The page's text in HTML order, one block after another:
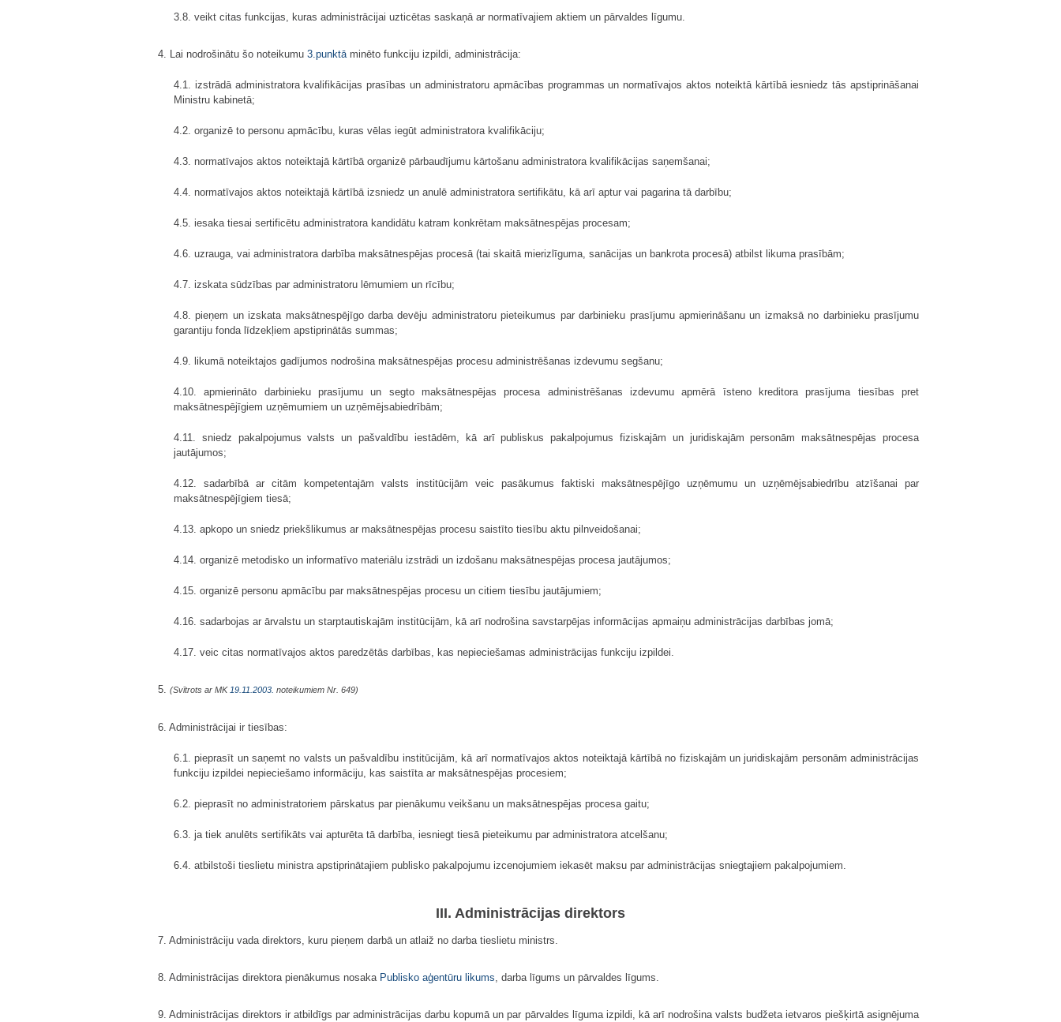
3.8. veikt citas funkcijas, kuras administrācijai uzticētas saskaņā ar normatīvajiem aktiem un pārvaldes līgumu.
4. Lai nodrošinātu šo noteikumu 3.punktāminēto funkciju izpildi, administrācija:
4.1. izstrādā administratora kvalifikācijas prasības un administratoru apmācības programmas un normatīvajos aktos noteiktā kārtībā iesniedz tās apstiprināšanai
Ministru kabinetā;
4.2. organizē to personu apmācību, kuras vēlas iegūt administratora kvalifikāciju;
4.3. normatīvajos aktos noteiktajā kārtībā organizē pārbaudījumu kārtošanu administratora kvalifikācijas saņemšanai;
4.4. normatīvajos aktos noteiktajā kārtībā izsniedz un anulē administratora sertifikātu, kā arī aptur vai pagarina tā darbību;
4.5. iesaka tiesai sertificētu administratora kandidātu katram konkrētam maksātnespējas procesam;
4.6. uzrauga, vai administratora darbība maksātnespējas procesā (tai skaitā mierizlīguma, sanācijas un bankrota procesā) atbilst likuma prasībām;
4.7. izskata sūdzības par administratoru lēmumiem un rīcību;
4.8. pieņem un izskata maksātnespējīgo darba devēju administratoru pieteikumus par darbinieku prasījumu apmierināšanu un izmaksā no darbinieku prasījumu
garantiju fonda līdzekļiem apstiprinātās summas;
4.9. likumā noteiktajos gadījumos nodrošina maksātnespējas procesu administrēšanas izdevumu segšanu;
4.10. apmierināto darbinieku prasījumu un segto maksātnespējas procesa administrēšanas izdevumu apmērā īsteno kreditora prasījuma tiesības pret
maksātnespējīgiem uzņēmumiem un uzņēmējsabiedrībām;
4.11. sniedz pakalpojumus valsts un pašvaldību iestādēm, kā arī publiskus pakalpojumus fiziskajām un juridiskajām personām maksātnespējas procesa
jautājumos;
4.12. sadarbībā ar citām kompetentajām valsts institūcijām veic pasākumus faktiski maksātnespējīgo uzņēmumu un uzņēmējsabiedrību atzīšanai par
maksātnespējīgiem tiesā;
4.13. apkopo un sniedz priekšlikumus ar maksātnespējas procesu saistīto tiesību aktu pilnveidošanai;
4.14. organizē metodisko un informatīvo materiālu izstrādi un izdošanu maksātnespējas procesa jautājumos;
4.15. organizē personu apmācību par maksātnespējas procesu un citiem tiesību jautājumiem;
4.16. sadarbojas ar ārvalstu un starptautiskajām institūcijām, kā arī nodrošina savstarpējas informācijas apmaiņu administrācijas darbības jomā;
4.17. veic citas normatīvajos aktos paredzētās darbības, kas nepieciešamas administrācijas funkciju izpildei.
5. (Svītrots ar MK 19.11.2003. noteikumiem Nr. 649)
6. Administrācijai ir tiesības:
6.1. pieprasīt un saņemt no valsts un pašvaldību institūcijām, kā arī normatīvajos aktos noteiktajā kārtībā no fiziskajām un juridiskajām personām administrācijas
funkciju izpildei nepieciešamo informāciju, kas saistīta ar maksātnespējas procesiem;
6.2. pieprasīt no administratoriem pārskatus par pienākumu veikšanu un maksātnespējas procesa gaitu;
6.3. ja tiek anulēts sertifikāts vai apturēta tā darbība, iesniegt tiesā pieteikumu par administratora atcelšanu;
6.4. atbilstoši tieslietu ministra apstiprinātajiem publisko pakalpojumu izcenojumiem iekasēt maksu par administrācijas sniegtajiem pakalpojumiem.
III. Administrācijas direktors
7. Administrāciju vada direktors, kuru pieņem darbā un atlaiž no darba tieslietu ministrs.
8. Administrācijas direktora pienākumus nosaka Publisko aģentūru likums , darba līgums un pārvaldes līgums.
9. Administrācijas direktors ir atbildīgs par administrācijas darbu kopumā un par pārvaldes līguma izpildi, kā arī nodrošina valsts budžeta ietvaros piešķirtā asignējuma